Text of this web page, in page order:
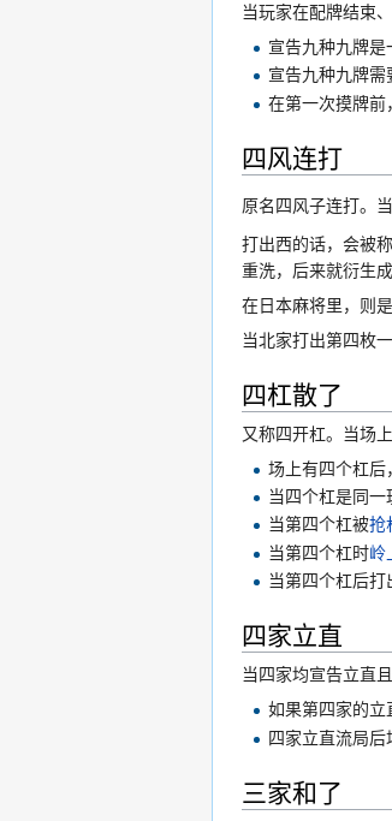
当玩家在配牌结束
宣告九种九牌
宣告九种九牌需
在第一次摸牌前
四风连打
原名四风子连打。
打出西的话，会被
重洗，后来就衍生
在日本麻将里，则
当北家打出第四枚
四杠散了
又称四开杠。当场
场上有四个杠后
当四个杠是同一
当第四个杠被抢
当第四个杠时岭
当第四个杠后打
四家立直
当四家均宣告立直
如果第四家的立
四家立直流局后
三家和了